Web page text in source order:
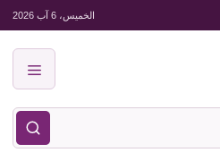
الخميس، 6 آب 2026